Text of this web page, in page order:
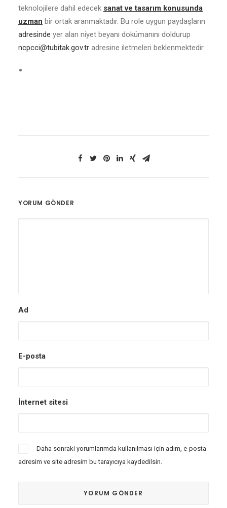
teknolojilere dahil edecek sanat ve tasarım konusunda
uzman bir ortak aranmaktadır. Bu role uygun paydaşların
adresinde yer alan niyet beyanı dokümanını doldurup
ncpcci@tubitak.gov.tr adresine iletmeleri beklenmektedir.
YORUM GÖNDER
Ad
E-posta
İnternet sitesi
Daha sonraki yorumlarımda kullanılması için adım, e-posta
adresim ve site adresim bu tarayıcıya kaydedilsin.